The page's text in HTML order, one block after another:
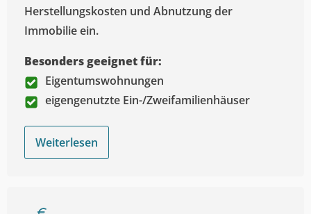
Herstellungskosten und Abnutzung der
Immobilie ein.
Besonders geeignet für:
Eigentumswohnungen
eigengenutzte Ein-/Zweifamilienhäuser
Weiterlesen